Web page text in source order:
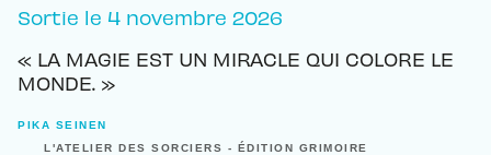
Sortie le 4 novembre 2026
« LA MAGIE EST UN MIRACLE QUI COLORE LE
MONDE. »
PIKA SEINEN
L'ATELIER DES SORCIERS - ÉDITION GRIMOIRE